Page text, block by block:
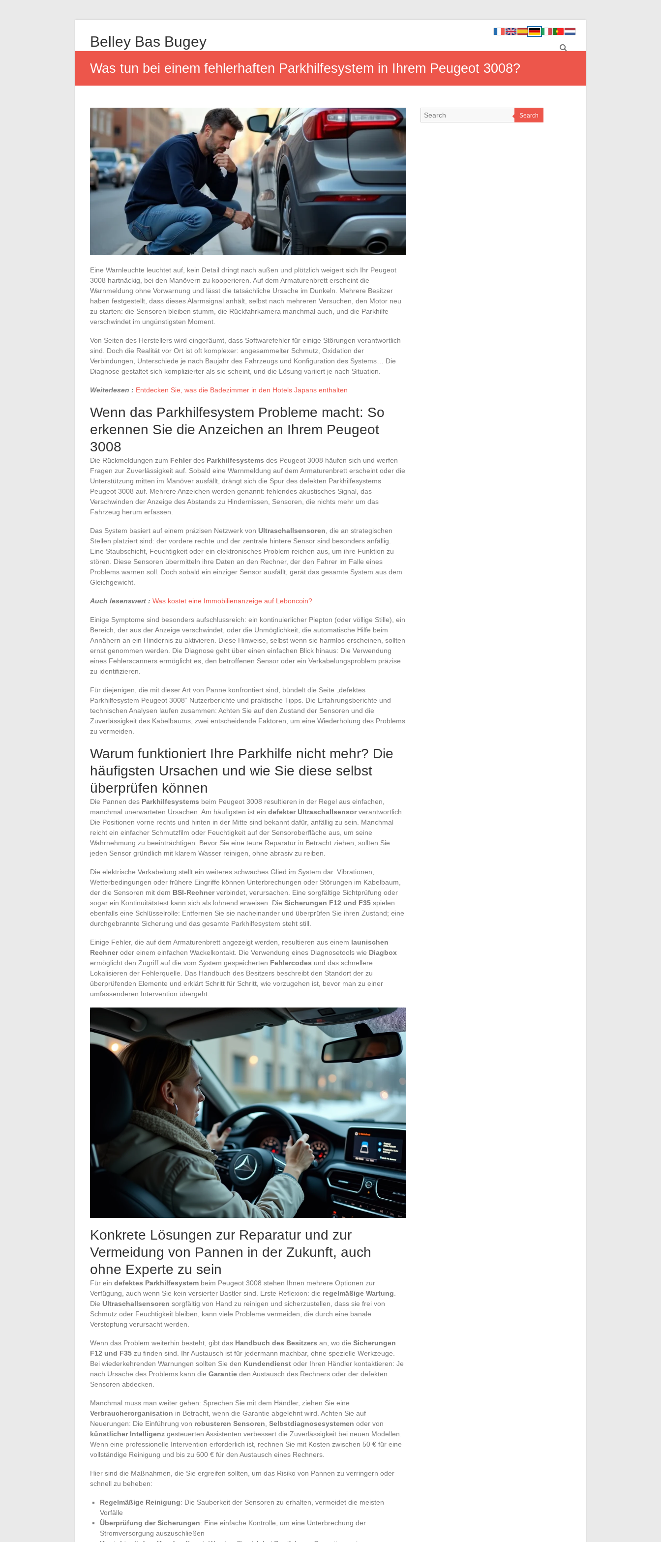
Belley Bas Bugey
Was tun bei einem fehlerhaften Parkhilfesystem in Ihrem Peugeot 3008?
Eine Warnleuchte leuchtet auf, kein Detail dringt nach außen und plötzlich weigert sich Ihr Peugeot
3008 hartnäckig, bei den Manövern zu kooperieren. Auf dem Armaturenbrett erscheint die
Warnmeldung ohne Vorwarnung und lässt die tatsächliche Ursache im Dunkeln. Mehrere Besitzer
haben festgestellt, dass dieses Alarmsignal anhält, selbst nach mehreren Versuchen, den Motor neu
zu starten: die Sensoren bleiben stumm, die Rückfahrkamera manchmal auch, und die Parkhilfe
verschwindet im ungünstigsten Moment.
Von Seiten des Herstellers wird eingeräumt, dass Softwarefehler für einige Störungen verantwortlich
sind. Doch die Realität vor Ort ist oft komplexer: angesammelter Schmutz, Oxidation der
Verbindungen, Unterschiede je nach Baujahr des Fahrzeugs und Konfiguration des Systems… Die
Diagnose gestaltet sich komplizierter als sie scheint, und die Lösung variiert je nach Situation.
Weiterlesen : Entdecken Sie, was die Badezimmer in den Hotels Japans enthalten
Wenn das Parkhilfesystem Probleme macht: So
erkennen Sie die Anzeichen an Ihrem Peugeot
3008
Die Rückmeldungen zum Fehlerdes Parkhilfesystems des Peugeot 3008 häufen sich und werfen
Fragen zur Zuverlässigkeit auf. Sobald eine Warnmeldung auf dem Armaturenbrett erscheint oder die
Unterstützung mitten im Manöver ausfällt, drängt sich die Spur des defekten Parkhilfesystems
Peugeot 3008 auf. Mehrere Anzeichen werden genannt: fehlendes akustisches Signal, das
Verschwinden der Anzeige des Abstands zu Hindernissen, Sensoren, die nichts mehr um das
Fahrzeug herum erfassen.
Das System basiert auf einem präzisen Netzwerk von Ultraschallsensoren , die an strategischen
Stellen platziert sind: der vordere rechte und der zentrale hintere Sensor sind besonders anfällig.
Eine Staubschicht, Feuchtigkeit oder ein elektronisches Problem reichen aus, um ihre Funktion zu
stören. Diese Sensoren übermitteln ihre Daten an den Rechner, der den Fahrer im Falle eines
Problems warnen soll. Doch sobald ein einziger Sensor ausfällt, gerät das gesamte System aus dem
Gleichgewicht.
Auch lesenswert : Was kostet eine Immobilienanzeige auf Leboncoin?
Einige Symptome sind besonders aufschlussreich: ein kontinuierlicher Piepton (oder völlige Stille), ein
Bereich, der aus der Anzeige verschwindet, oder die Unmöglichkeit, die automatische Hilfe beim
Annähern an ein Hindernis zu aktivieren. Diese Hinweise, selbst wenn sie harmlos erscheinen, sollten
ernst genommen werden. Die Diagnose geht über einen einfachen Blick hinaus: Die Verwendung
eines Fehlerscanners ermöglicht es, den betroffenen Sensor oder ein Verkabelungsproblem präzise
zu identifizieren.
Für diejenigen, die mit dieser Art von Panne konfrontiert sind, bündelt die Seite „defektes
Parkhilfesystem Peugeot 3008“ Nutzerberichte und praktische Tipps. Die Erfahrungsberichte und
technischen Analysen laufen zusammen: Achten Sie auf den Zustand der Sensoren und die
Zuverlässigkeit des Kabelbaums, zwei entscheidende Faktoren, um eine Wiederholung des Problems
zu vermeiden.
Warum funktioniert Ihre Parkhilfe nicht mehr? Die
häufigsten Ursachen und wie Sie diese selbst
überprüfen können
Die Pannen des Parkhilfesystems beim Peugeot 3008 resultieren in der Regel aus einfachen,
manchmal unerwarteten Ursachen. Am häufigsten ist ein defekter Ultraschallsensorverantwortlich.
Die Positionen vorne rechts und hinten in der Mitte sind bekannt dafür, anfällig zu sein. Manchmal
reicht ein einfacher Schmutzfilm oder Feuchtigkeit auf der Sensoroberfläche aus, um seine
Wahrnehmung zu beeinträchtigen. Bevor Sie eine teure Reparatur in Betracht ziehen, sollten Sie
jeden Sensor gründlich mit klarem Wasser reinigen, ohne abrasiv zu reiben.
Die elektrische Verkabelung stellt ein weiteres schwaches Glied im System dar. Vibrationen,
Wetterbedingungen oder frühere Eingriffe können Unterbrechungen oder Störungen im Kabelbaum,
der die Sensoren mit dem BSI-Rechnerverbindet, verursachen. Eine sorgfältige Sichtprüfung oder
sogar ein Kontinuitätstest kann sich als lohnend erweisen. Die Sicherungen F12 und F35 spielen
ebenfalls eine Schlüsselrolle: Entfernen Sie sie nacheinander und überprüfen Sie ihren Zustand; eine
durchgebrannte Sicherung und das gesamte Parkhilfesystem steht still.
Einige Fehler, die auf dem Armaturenbrett angezeigt werden, resultieren aus einem launischen
Rechneroder einem einfachen Wackelkontakt. Die Verwendung eines Diagnosetools wie Diagbox
ermöglicht den Zugriff auf die vom System gespeicherten Fehlercodes und das schnellere
Lokalisieren der Fehlerquelle. Das Handbuch des Besitzers beschreibt den Standort der zu
überprüfenden Elemente und erklärt Schritt für Schritt, wie vorzugehen ist, bevor man zu einer
umfassenderen Intervention übergeht.
Konkrete Lösungen zur Reparatur und zur
Vermeidung von Pannen in der Zukunft, auch
ohne Experte zu sein
Für ein defektes Parkhilfesystem beim Peugeot 3008 stehen Ihnen mehrere Optionen zur
Verfügung, auch wenn Sie kein versierter Bastler sind. Erste Reflexion: die regelmäßige Wartung
Die Ultraschallsensoren sorgfältig von Hand zu reinigen und sicherzustellen, dass sie frei von
Schmutz oder Feuchtigkeit bleiben, kann viele Probleme vermeiden, die durch eine banale
Verstopfung verursacht werden.
Wenn das Problem weiterhin besteht, gibt das Handbuch des Besitzers an, wo die Sicherungen
F12 und F35 zu finden sind. Ihr Austausch ist für jedermann machbar, ohne spezielle Werkzeuge.
Bei wiederkehrenden Warnungen sollten Sie den Kundendienst oder Ihren Händler kontaktieren: Je
nach Ursache des Problems kann die Garantie den Austausch des Rechners oder der defekten
Sensoren abdecken.
Manchmal muss man weiter gehen: Sprechen Sie mit dem Händler, ziehen Sie eine
Verbraucherorganisation in Betracht, wenn die Garantie abgelehnt wird. Achten Sie auf
Neuerungen: Die Einführung von robusteren Sensoren Selbstdiagnosesystemen oder von
künstlicher Intelligenz gesteuerten Assistenten verbessert die Zuverlässigkeit bei neuen Modellen.
Wenn eine professionelle Intervention erforderlich ist, rechnen Sie mit Kosten zwischen 50 € für eine
vollständige Reinigung und bis zu 600 € für den Austausch eines Rechners.
Hier sind die Maßnahmen, die Sie ergreifen sollten, um das Risiko von Pannen zu verringern oder
schnell zu beheben:
Regelmäßige Reinigung: Die Sauberkeit der Sensoren zu erhalten, vermeidet die meisten
Vorfälle
Überprüfung der Sicherungen: Eine einfache Kontrolle, um eine Unterbrechung der
Stromversorgung auszuschließen
Search